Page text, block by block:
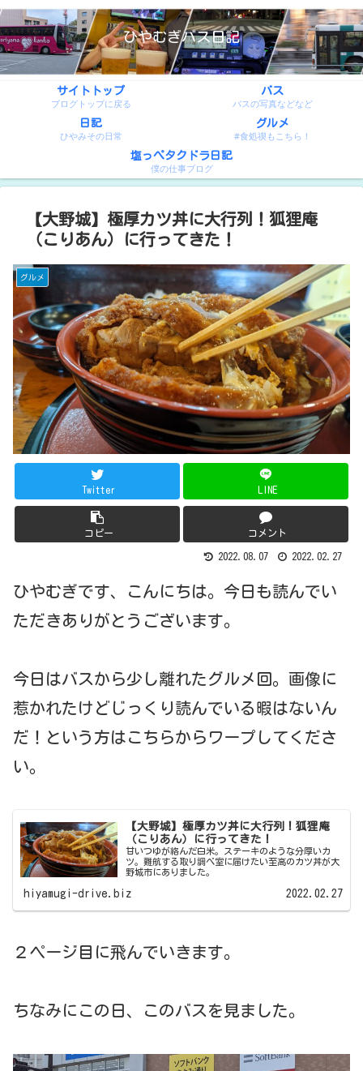
ひやむぎバス日記
サイトトップ
ブログトップに戻る
バス
バスの写真などなど
日記
ひやみその日常
グルメ
#食処禊もこちら！
塩っぺタクドラ日記
僕の仕事ブログ
【大野城】極厚カツ丼に大行列！狐狸庵
（こりあん）に行ってきた！
グルメ
Twitter LINE
コピー コメント
2022.08.07 2022.02.27
ひやむぎです、こんにちは。今日も読んでい
ただきありがとうございます。
今日はバスから少し離れたグルメ回。画像に
惹かれたけどじっくり読んでいる暇はないん
だ！という方はこちらからワープしてくださ
い。
【大野城】極厚カツ丼に大行列！狐狸庵
（こりあん）に行ってきた！
甘いつゆが絡んだ白米。ステーキのような分厚いカ
ツ。難航する取り調べ室に届けたい至高のカツ丼が大
野城市にありました。
hiyamugi-drive.biz 2022.02.27
２ページ目に飛んでいきます。
ちなみにこの日、このバスを見ました。